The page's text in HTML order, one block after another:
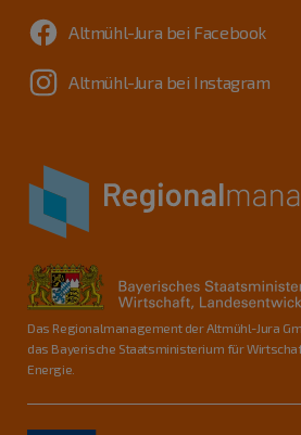
Altmühl-Jura bei Facebook
Altmühl-Jura bei Instagram
Das Regionalmanagement der Altmühl-Jura
das Bayerische Staatsministerium für
Energie.